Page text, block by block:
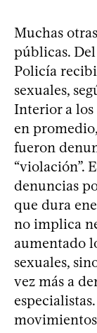
Muchas
públicas. Del
Policía
sexuales,
Interior a los
en
fueron
“violación”.
denuncias
que dura
no implica
aumentado
sexuales,
vez más a